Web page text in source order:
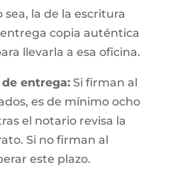
la de la escritura
copia auténtica
llevarla a esa oficina.
entrega:Si firman al
es de mínimo ocho
el notario revisa la
Si no firman al
este plazo.